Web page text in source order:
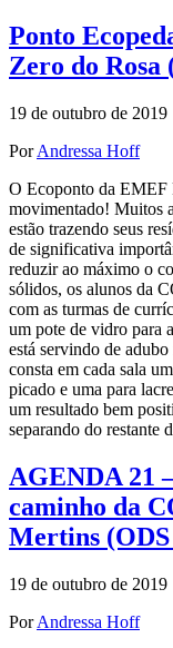
Ponto
Zero do Rosa
19 de outubro de 2019
PorAndressa Hoff
O Ecoponto da EMEF
movimentado! Muitos
estão trazendo seus
de significativa
reduzir ao máximo o
sólidos, os alunos da
com as turmas de
um pote de vidro para
está servindo de
consta em cada sala
picado e uma para
um resultado bem
separando do restante
AGENDA 21
caminho da
Mertins (ODS
19 de outubro de 2019
PorAndressa Hoff